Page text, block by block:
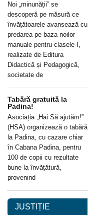
Noi „minunății” se
descoperă pe măsură ce
învățătoarele avansează cu
predarea pe baza noilor
manuale pentru clasele I,
realizate de Editura
Didactică și Pedagogică,
societate de
Tabără gratuită la
Padina!
Asociația „Hai Să ajutăm!”
(HSA) organizează o tabără
la Padina, cu cazare chiar
în Cabana Padina, pentru
100 de copii cu rezultate
bune la învățătură,
provenind
JUSTIȚIE